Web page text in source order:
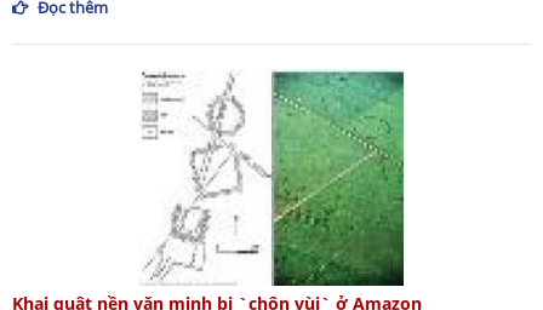
Đọc thêm
Khai quật nền văn minh bị `chôn vùi` ở Amazon